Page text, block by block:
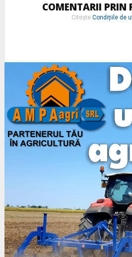
COMENTARII PRIN
CiteșteCondițiile de